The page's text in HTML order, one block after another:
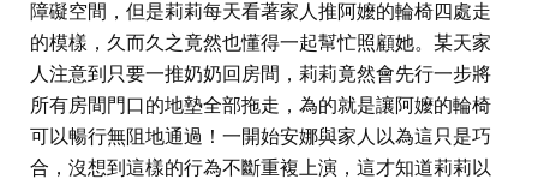
障礙空間，但是莉莉每天看著家人推阿嬤的輪椅四處走
的模樣，久而久之竟然也懂得一起幫忙照顧她。某天家
人注意到只要一推奶奶回房間，莉莉竟然會先行一步將
所有房間門口的地墊全部拖走，為的就是讓阿嬤的輪椅
可以暢行無阻地通過！一開始安娜與家人以為這只是巧
合，沒想到這樣的行為不斷重複上演，這才知道莉莉以